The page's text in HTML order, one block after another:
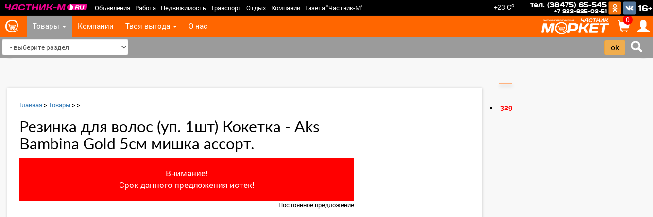
Объявления Работа Недвижимость Транспорт Отдых Компании Газета "Частник-М" +23 Co тел. (38475) 65-545
+7 923-625-02-51 16+
Товары Компании Твоя выгода О нас
0
>
Главная>Товары >>
Резинка для волос (уп. 1шт) Кокетка - Aks
Bambina Gold 5см мишка ассорт.
Внимание!
Срок данного предложения истек!
Постоянное предложение
329
‹ ›